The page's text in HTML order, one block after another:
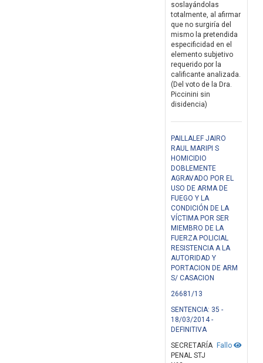
soslayándolas
totalmente, al afirmar
que no surgiría del
mismo la pretendida
especificidad en el
elemento subjetivo
requerido por la
calificante analizada.
(Del voto de la Dra.
Piccinini sin
disidencia)
PAILLALEF JAIRO
RAUL MARIPI S
HOMICIDIO
DOBLEMENTE
AGRAVADO POR EL
USO DE ARMA DE
FUEGO Y LA
CONDICIÓN DE LA
VÍCTIMA POR SER
MIEMBRO DE LA
FUERZA POLICIAL
RESISTENCIA A LA
AUTORIDAD Y
PORTACION DE ARM
S/ CASACION
26681/13
SENTENCIA: 35 -
18/03/2014 -
DEFINITIVA
Fallo
SECRETARÍA
PENAL STJ